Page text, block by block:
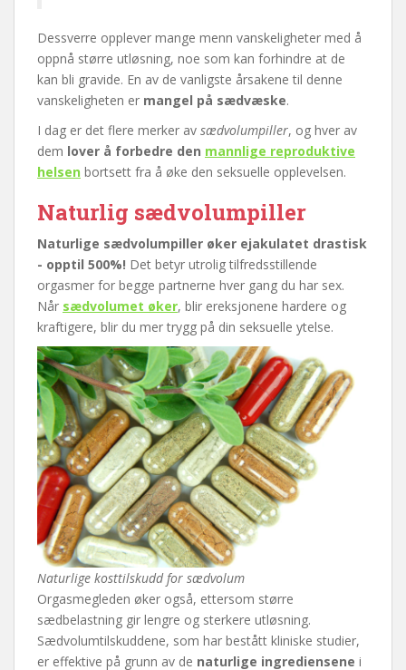
Dessverre opplever mange menn vanskeligheter med å
oppnå større utløsning, noe som kan forhindre at de
kan bli gravide. En av de vanligste årsakene til denne
vanskeligheten er mangel på sædvæske.
I dag er det flere merker av sædvolumpiller, og hver av
dem lover å forbedre den mannlige reproduktive
helsen bortsett fra å øke den seksuelle opplevelsen.
Naturlig sædvolumpiller
Naturlige sædvolumpiller øker ejakulatet drastisk
- opptil 500%! Det betyr utrolig tilfredsstillende
orgasmer for begge partnerne hver gang du har sex.
Når sædvolumet øker, blir ereksjonene hardere og
kraftigere, blir du mer trygg på din seksuelle ytelse.
Naturlige kosttilskudd for sædvolum
Orgasmegleden øker også, ettersom større
sædbelastning gir lengre og sterkere utløsning.
Sædvolumtilskuddene, som har bestått kliniske studier,
er effektive på grunn av de naturlige ingrediensene i